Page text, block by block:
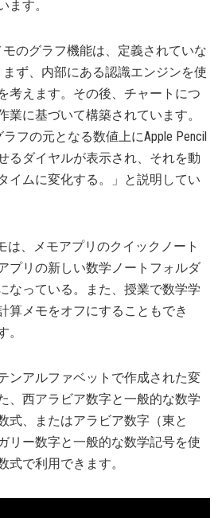
ます。
モのグラフ機能は、定義されていな
ず、内部にある認識エンジンを使
考えます。その後、チャートにつ
業に基づいて構築されています。
フの元となる数値上にApple Pencil
るダイヤルが表示され、それを動
イムに変化する。」と説明してい
は、メモアプリのクイックノート
プリの新しい数学ノートフォルダ
なっている。また、授業で数学学
算メモをオフにすることもでき
。
ンアルファベットで作成された変
、西アラビア数字と一般的な数学
式、またはアラビア数字（東と
リー数字と一般的な数学記号を使
式で利用できます。